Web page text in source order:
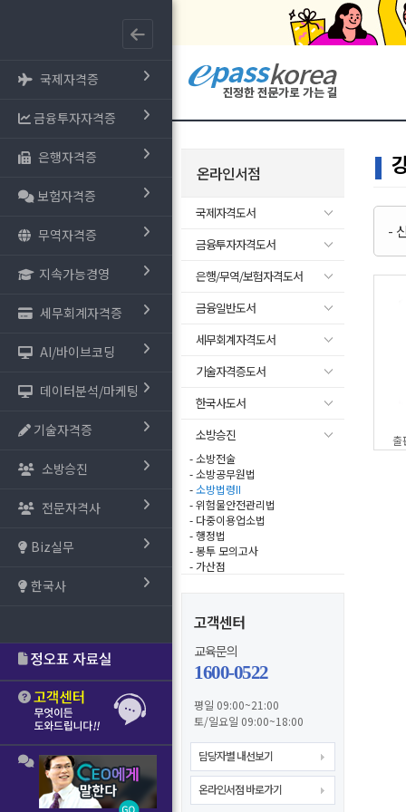
국제자격증
금융투자자격증
은행자격증
보험자격증
무역자격증
지속가능경영
세무회계자격증
AI/바이브코딩
데이터분석/마케팅
기술자격증
소방승진
전문자격사
Biz실무
한국사
온라인서점
국제자격도서
금융투자자격도서
은행/무역/보험자격도서
금융일반도서
세무회계자격도서
기술자격증도서
한국사도서
소방승진
- 소방전술
- 소방공무원법
-소방법령II
- 위험물안전관리법
- 다중이용업소법
- 행정법
- 봉투 모의고사
- 가산점
고객센터
교육문의
1600-0522
평일 09:00~21:00
토/일요일 09:00~18:00
담당자별 내선보기
온라인서점 바로가기
-
출